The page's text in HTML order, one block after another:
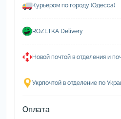
Курьером по городу (Одесса)
ROZETKA Delivery
Новой почтой в отделения и
Укрпочтой в отделение по
Оплата